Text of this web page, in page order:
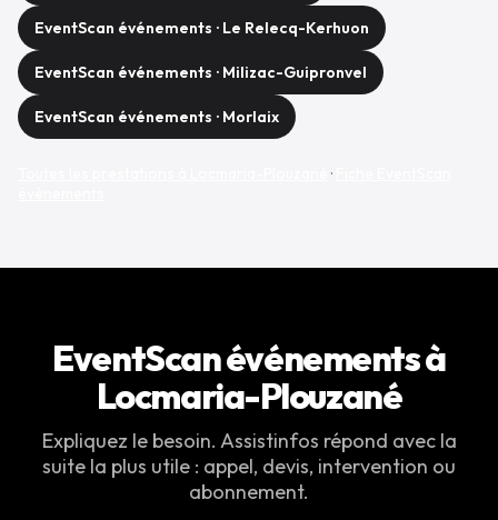
EventScan événements · Le Relecq-Kerhuon
EventScan événements · Milizac-Guipronvel
EventScan événements · Morlaix
·
EventScan événements à
Locmaria-Plouzané
Expliquez le besoin. Assistinfos répond avec la
suite la plus utile : appel, devis, intervention ou
abonnement.